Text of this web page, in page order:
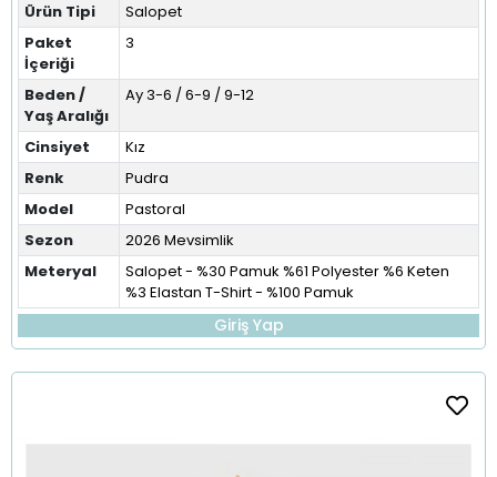
Ürün Tipi
Salopet
Paket
İçeriği
3
Beden /
Yaş Aralığı
Ay 3-6 / 6-9 / 9-12
Cinsiyet
Kız
Renk
Pudra
Model
Pastoral
Sezon
2026 Mevsimlik
Meteryal
Salopet - %30 Pamuk %61 Polyester %6 Keten
%3 Elastan T-Shirt - %100 Pamuk
Giriş Yap